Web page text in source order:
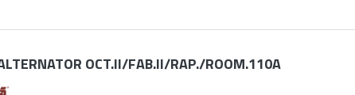
OCT.II/FAB.II/RAP./ROOM.110A